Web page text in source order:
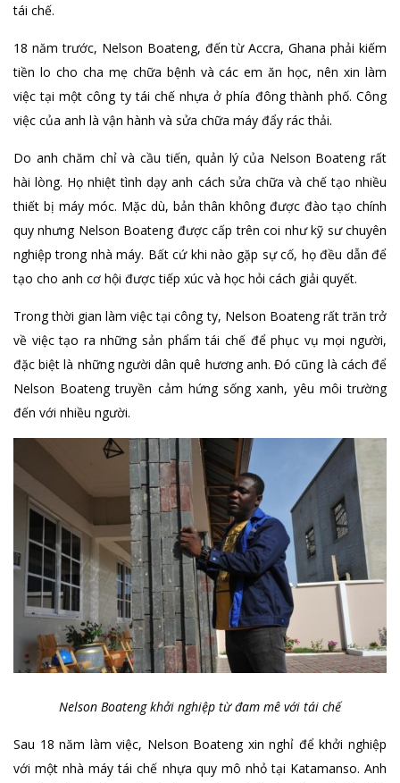
tái chế.
18 năm trước, Nelson Boateng, đến từ Accra, Ghana phải kiếm
tiền lo cho cha mẹ chữa bệnh và các em ăn học, nên xin làm
việc tại một công ty tái chế nhựa ở phía đông thành phố. Công
việc của anh là vận hành và sửa chữa máy đẩy rác thải.
Do anh chăm chỉ và cầu tiến, quản lý của Nelson Boateng rất
hài lòng. Họ nhiệt tình dạy anh cách sửa chữa và chế tạo nhiều
thiết bị máy móc. Mặc dù, bản thân không được đào tạo chính
quy nhưng Nelson Boateng được cấp trên coi như kỹ sư chuyên
nghiệp trong nhà máy. Bất cứ khi nào gặp sự cố, họ đều dẫn để
tạo cho anh cơ hội được tiếp xúc và học hỏi cách giải quyết.
Trong thời gian làm việc tại công ty, Nelson Boateng rất trăn trở
về việc tạo ra những sản phẩm tái chế để phục vụ mọi người,
đặc biệt là những người dân quê hương anh. Đó cũng là cách để
Nelson Boateng truyền cảm hứng sống xanh, yêu môi trường
đến với nhiều người.
Nelson Boateng khởi nghiệp từ đam mê với tái chế
Sau 18 năm làm việc, Nelson Boateng xin nghỉ để khởi nghiệp
với một nhà máy tái chế nhựa quy mô nhỏ tại Katamanso. Anh